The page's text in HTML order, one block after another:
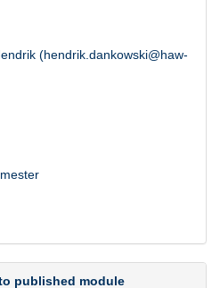
(hendrik.dankowski@haw-
published module